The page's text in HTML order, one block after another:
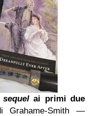
sequelai primi due
Smith —